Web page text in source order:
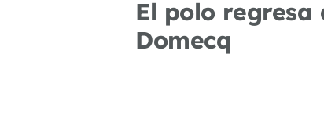
El polo
Domecq